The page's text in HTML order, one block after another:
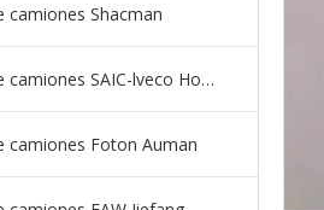
camiones Shacman
Serie de camiones SAIC-lveco Hongyan
camiones Foton Auman